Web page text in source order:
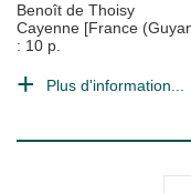
Benoît de Thoisy
Cayenne [France
: 10 p.
Plus d'information...